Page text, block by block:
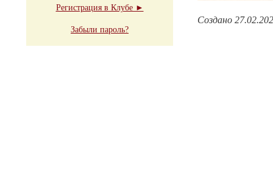
Регистрация в Клубе ►
Забыли пароль?
Создано